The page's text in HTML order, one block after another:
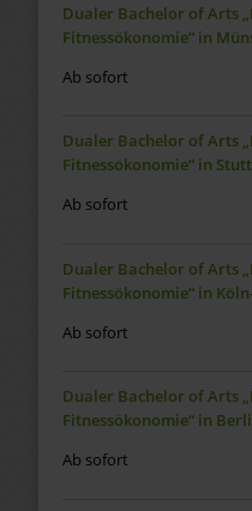
Dualer Bachelor of Arts
Fitnessökonomie“ in
Ab sofort
Dualer Bachelor of Arts
Fitnessökonomie“ in
Ab sofort
Dualer Bachelor of Arts
Fitnessökonomie“ in
Ab sofort
Dualer Bachelor of Arts
Fitnessökonomie“ in
Ab sofort